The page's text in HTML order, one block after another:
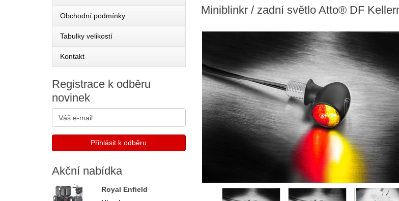
Miniblinkr / zadní světlo Atto® DF
Obchodní podmínky
Tabulky velikostí
Kontakt
Registrace k odběru
novinek
Akční nabídka
Royal Enfield